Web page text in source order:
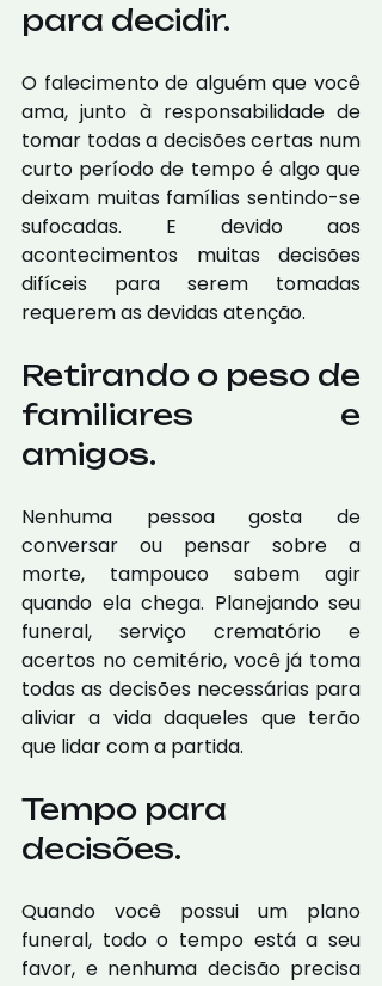
para decidir.
O falecimento de alguém que você
ama, junto à responsabilidade de
tomar todas a decisões certas num
curto período de tempo é algo que
deixam muitas famílias sentindo-se
sufocadas. E devido aos
acontecimentos muitas decisões
difíceis para serem tomadas
requerem as devidas atenção.
Retirando o peso de
familiares e
amigos.
Nenhuma pessoa gosta de
conversar ou pensar sobre a
morte, tampouco sabem agir
quando ela chega. Planejando seu
funeral, serviço crematório e
acertos no cemitério, você já toma
todas as decisões necessárias para
aliviar a vida daqueles que terão
que lidar com a partida.
Tempo para
decisões.
Quando você possui um plano
funeral, todo o tempo está a seu
favor, e nenhuma decisão precisa